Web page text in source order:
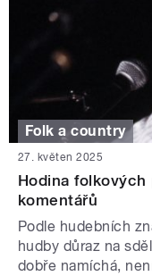
Folk a country
27. květen 2025
Hodina
komentářů
Podle hudebních
hudby důraz na
dobře namíchá,